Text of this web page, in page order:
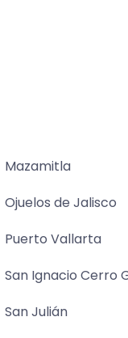
Mazamitla
Ojuelos de Jalisco
Puerto Vallarta
San Ignacio Cerro
San Julián